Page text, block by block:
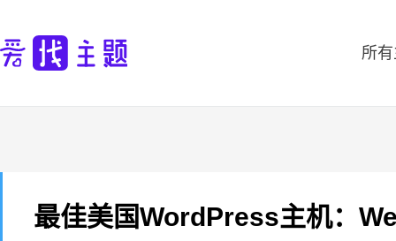
所
最佳美国WordPress主机：